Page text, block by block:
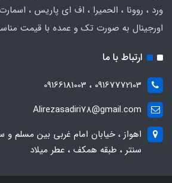
ورد ، روونا ، الحمیرا ، اف ای پاریس ،
اورجینال به صورت تک و عمده با قیمت
ارتباط با ما
09167772103 ، 09166181003
Alirezasadiri78@gmail.com
اهواز ، خیابان امام غربی بین مسلم
سنتر ، طبقه همکف ، عطر میلاد